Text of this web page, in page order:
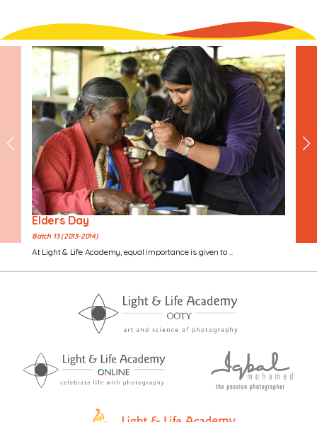
Elders Day
Batch 13 (2013-2014)
At Light & Life Academy, equal importance is given to ...